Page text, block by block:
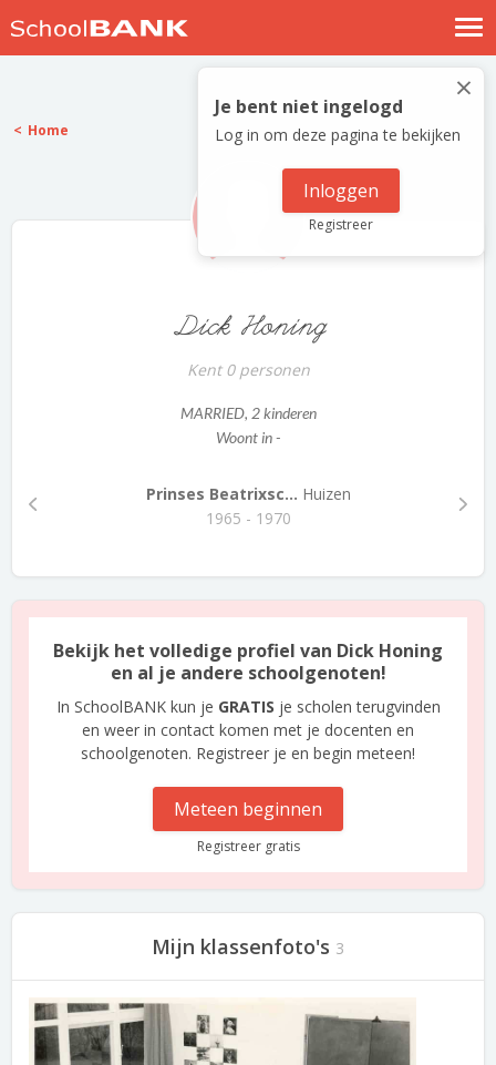
Nostalgische verhalen
Log in
Meld je gratis aan
×
Je bent niet ingelogd
Log in om deze pagina te bekijken
Inloggen
Registreer
Home
Dick Honing
Kent 0 personen
MARRIED, 2 kinderen
Woont in -
Prinses Beatrixsc... Huizen
1965 - 1970
Bekijk het volledige profiel van Dick Honing
en al je andere schoolgenoten!
In SchoolBANK kun je GRATIS je scholen terugvinden
en weer in contact komen met je docenten en
schoolgenoten. Registreer je en begin meteen!
Meteen beginnen
Registreer gratis
Mijn klassenfoto's 3